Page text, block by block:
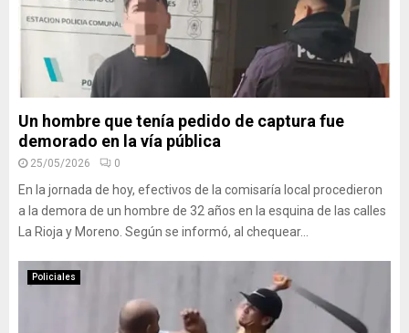
Un hombre que tenía pedido de captura fue
demorado en la vía pública
25/05/2026 0
En la jornada de hoy, efectivos de la comisaría local procedieron
a la demora de un hombre de 32 años en la esquina de las calles
La Rioja y Moreno. Según se informó, al chequear...
Policiales